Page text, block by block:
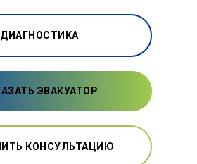
ДИАГНОСТИКА
ЭВАКУАТОР
КОНСУЛЬТАЦИЮ